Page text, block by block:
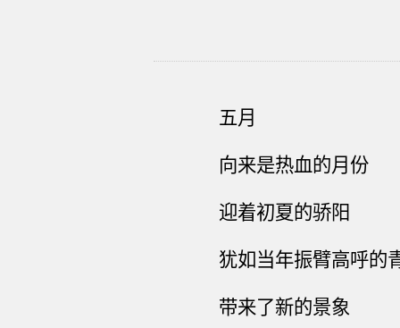
五月
向来是热血的月份
迎着初夏的骄阳
犹如当年振臂高呼的
带来了新的景象